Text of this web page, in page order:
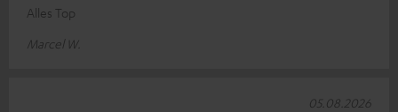
Alles Top
Marcel W.
05.08.2026